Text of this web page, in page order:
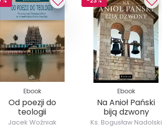
Ebook
Od poezji do
teologii
Jacek Woźniak
Ebook
Na Anioł Pański
biją dzwony
Ks. Bogusław Nadolski